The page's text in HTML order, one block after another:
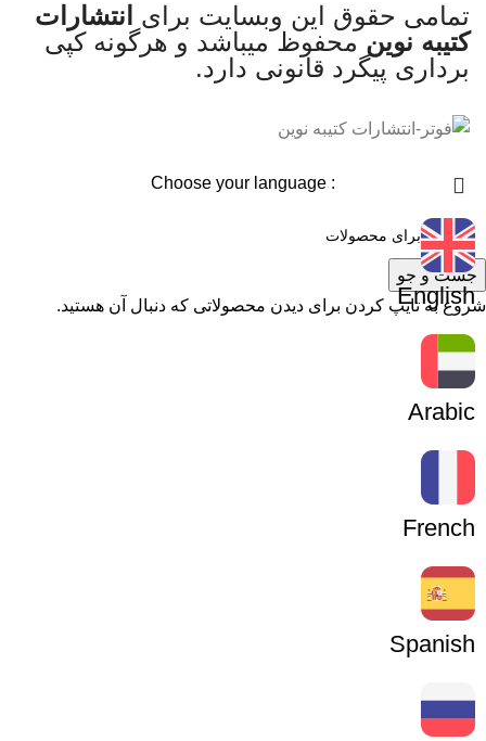
تمامی حقوق این وبسایت برای انتشارات
کتیبه نوین محفوظ میباشد و هرگونه کپی
برداری پیگرد قانونی دارد.
جست و جو
شروع به تایپ کردن برای دیدن محصولاتی که دنبال آن هستید.
: Choose your language
English
Arabic
French
Spanish